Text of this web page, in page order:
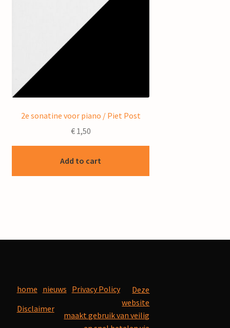
2e sonatine voor piano / Piet Post
€1,50
Add to cart
home nieuws Privacy Policy
Disclaimer
Deze
website
maakt gebruik van veilig